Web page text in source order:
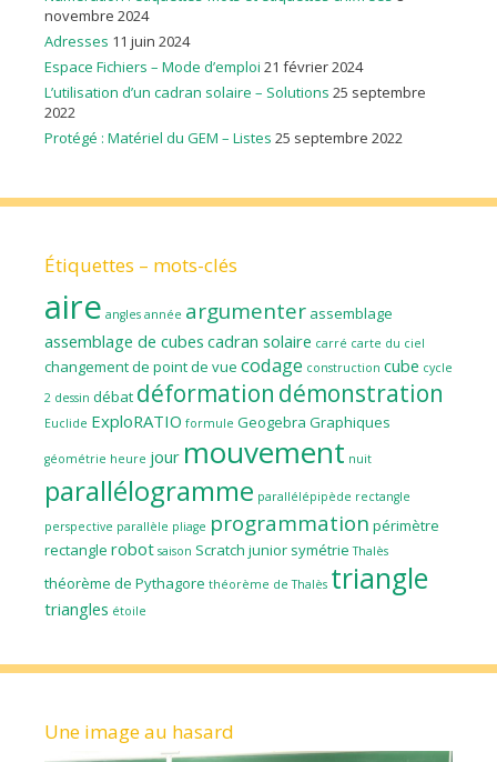
novembre 2024
Adresses 11 juin 2024
Espace Fichiers – Mode d’emploi 21 février 2024
L’utilisation d’un cadran solaire – Solutions 25 septembre
2022
Protégé : Matériel du GEM – Listes 25 septembre 2022
Étiquettes – mots-clés
aire angles année argumenter assemblage
assemblage de cubes cadran solaire carré carte du ciel
changement de point de vue codage construction cube cycle
2 dessin débat déformation démonstration
Euclide ExploRATIO formule Geogebra Graphiques
géométrie heure jour mouvement nuit
parallélogramme parallélépipède rectangle
perspective parallèle pliage programmation périmètre
rectangle robot saison Scratch junior symétrie Thalès
théorème de Pythagore théorème de Thalès triangle
triangles étoile
Une image au hasard